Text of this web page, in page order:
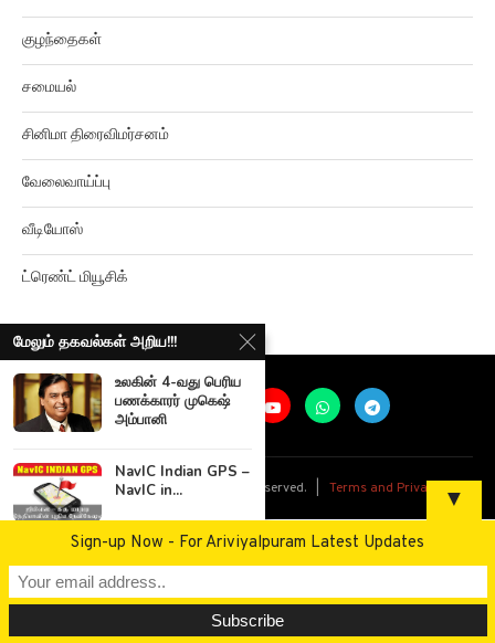
கிரைம் ரிப்போர்ட்
குழந்தைகள்
சமையல்
சினிமா திரைவிமர்சனம்
வேலைவாய்ப்பு
வீடியோஸ்
@2026Ariviyalpuram. All rights reserved. |
மேலும் தகவல்கள் அறிய!!!
உலகின் 4-வது பெரிய
பணக்காரர் முகெஷ்
அம்பானி
NavIC Indian GPS –
NavIC in...
விளையாட்டு
விருதுகளை அள்ளிய
▼
Sign-up Now - For Ariviyalpuram Latest Updates